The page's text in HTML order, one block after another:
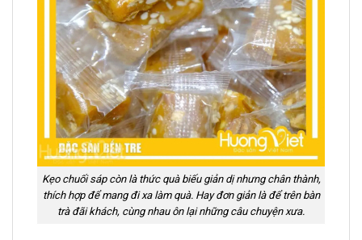
Kẹo chuối sáp còn là thức quà biếu giản dị nhưng chân thành,
thích hợp để mang đi xa làm quà. Hay đơn giản là để trên bàn
trà đãi khách, cùng nhau ôn lại những câu chuyện xưa.